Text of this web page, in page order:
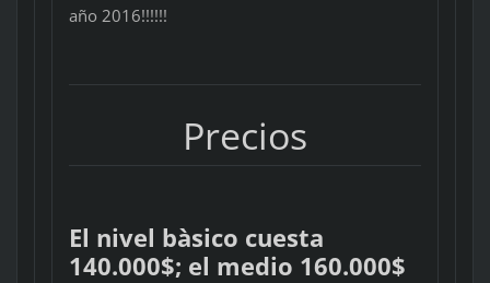
año 2016!!!!!!
Precios
El nivel bàsico cuesta
140.000$; el medio 160.000$